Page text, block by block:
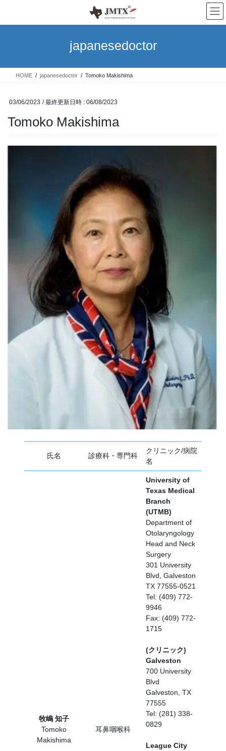
テ
ス
ゲ
ン
japanesedoctor
HOME japanesedoctor Tomoko Makishima
03/06/2023 / 最終更新日時 : 06/08/2023
Tomoko Makishima
氏名 診療科・専門科
クリニック/病院
名
牧嶋 知子
Tomoko
Makishima
耳鼻咽喉科
University of
Texas Medical
Branch
(UTMB)
Department of
Otolaryngology
Head and Neck
Surgery
301 University
Blvd, Galveston
TX 77555-0521
Tel: (409) 772-
9946
Fax: (409) 772-
1715
(クリニック)
Galveston
700 University
Blvd
Galveston, TX
77555
Tel: (281) 338-
0829
League City